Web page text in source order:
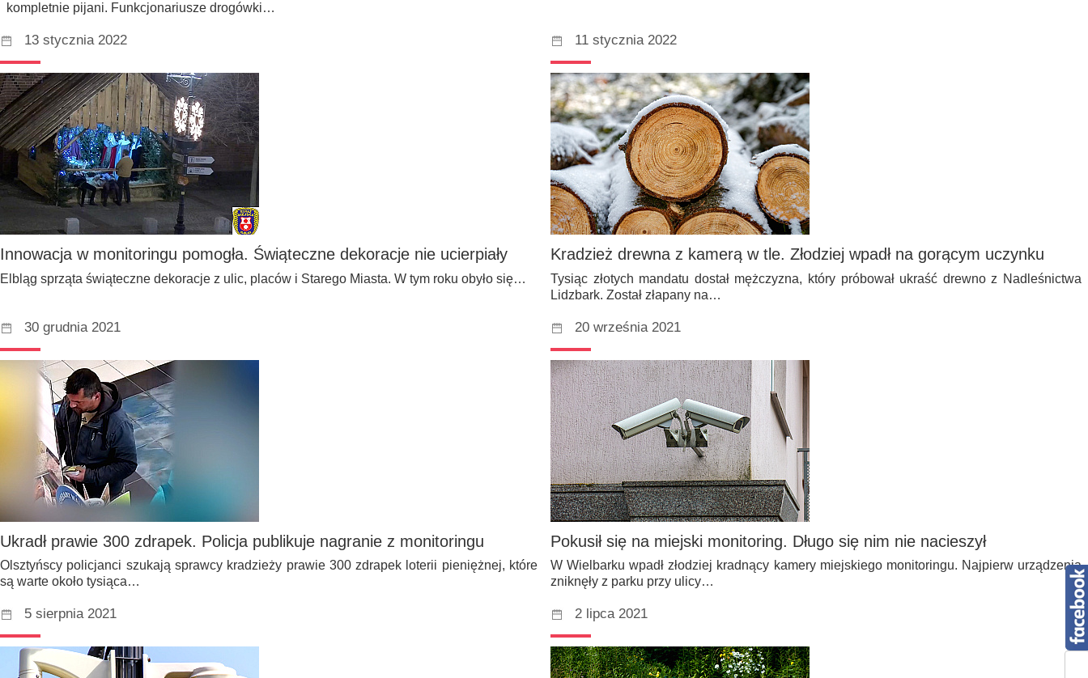
kompletnie pijani. Funkcjonariusze drogówki…
13 stycznia 2022
Innowacja w monitoringu pomogła. Świąteczne dekoracje nie ucierpiały
Elbląg sprząta świąteczne dekoracje z ulic, placów i Starego Miasta. W tym roku obyło się…
11 stycznia 2022
Kradzież drewna z kamerą w tle. Złodziej wpadł na gorącym uczynku
Tysiąc złotych mandatu dostał mężczyzna, który próbował ukraść drewno z Nadleśnictwa
Lidzbark. Został złapany na…
30 grudnia 2021
Ukradł prawie 300 zdrapek. Policja publikuje nagranie z monitoringu
Olsztyńscy policjanci szukają sprawcy kradzieży prawie 300 zdrapek loterii pieniężnej, które
są warte około tysiąca…
20 września 2021
Pokusił się na miejski monitoring. Długo się nim nie nacieszył
W Wielbarku wpadł złodziej kradnący kamery miejskiego monitoringu. Najpierw urządzenia
zniknęły z parku przy ulicy…
5 sierpnia 2021 2 lipca 2021